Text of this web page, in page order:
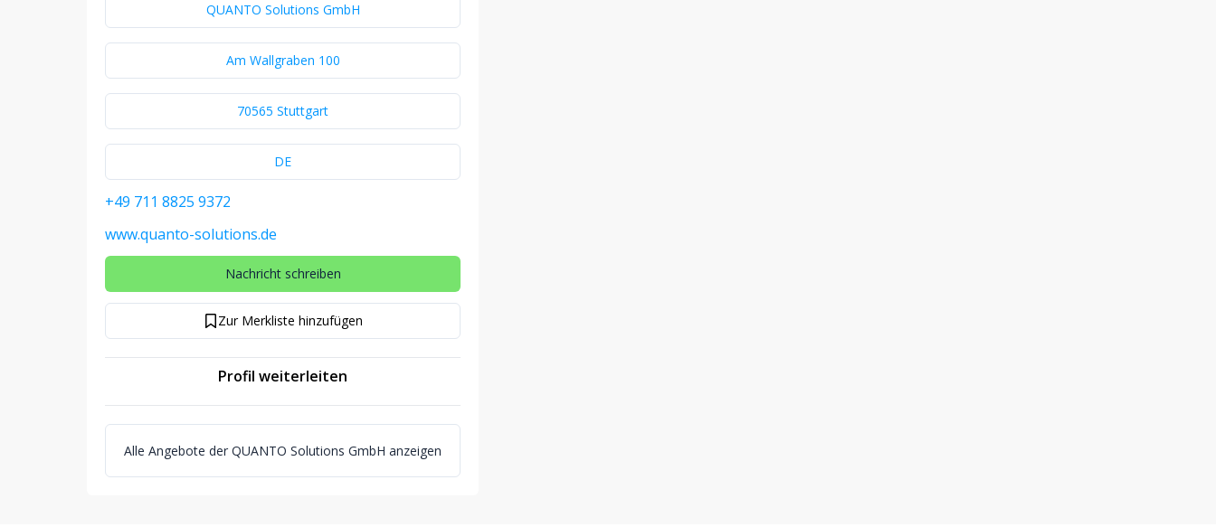
QUANTO Solutions GmbH
Am Wallgraben 100
70565 Stuttgart
DE
+49 711 8825 9372
www.quanto-solutions.de
Nachricht schreiben
Zur Merkliste hinzufügen
Profil weiterleiten
Alle Angebote der QUANTO Solutions GmbH anzeigen